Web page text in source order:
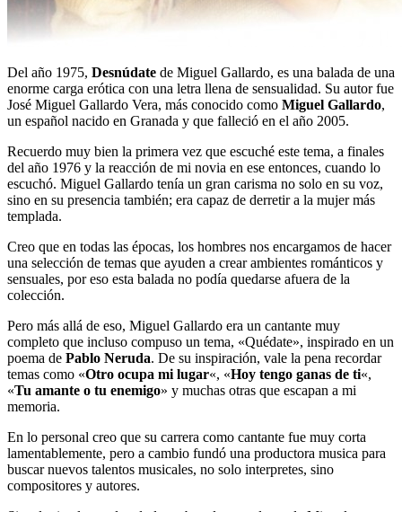
Del año 1975, Desnúdate de Miguel Gallardo, es una balada de una
enorme carga erótica con una letra llena de sensualidad. Su autor fue
José Miguel Gallardo Vera, más conocido como Miguel Gallardo,
un español nacido en Granada y que falleció en el año 2005.
Recuerdo muy bien la primera vez que escuché este tema, a finales
del año 1976 y la reacción de mi novia en ese entonces, cuando lo
escuchó. Miguel Gallardo tenía un gran carisma no solo en su voz,
sino en su presencia también; era capaz de derretir a la mujer más
templada.
Creo que en todas las épocas, los hombres nos encargamos de hacer
una selección de temas que ayuden a crear ambientes románticos y
sensuales, por eso esta balada no podía quedarse afuera de la
colección.
Pero más allá de eso, Miguel Gallardo era un cantante muy
completo que incluso compuso un tema, «Quédate», inspirado en un
poema de Pablo Neruda. De su inspiración, vale la pena recordar
temas como «Otro ocupa mi lugar«, «Hoy tengo ganas de ti«,
«Tu amante o tu enemigo» y muchas otras que escapan a mi
memoria.
En lo personal creo que su carrera como cantante fue muy corta
lamentablemente, pero a cambio fundó una productora musica para
buscar nuevos talentos musicales, no solo interpretes, sino
compositores y autores.